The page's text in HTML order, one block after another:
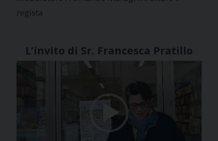
regista
L’invito di Sr. Francesca Pratillo